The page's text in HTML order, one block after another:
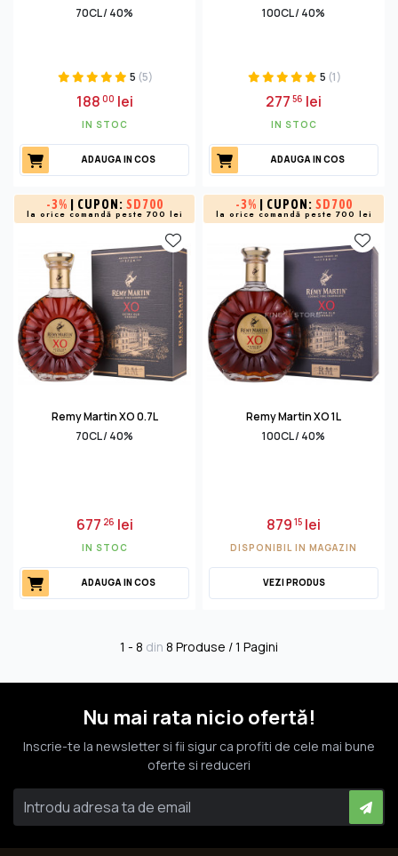
70CL / 40%
5 (5)
18800 lei
IN STOC
ADAUGA IN COS
100CL / 40%
5 (1)
27756 lei
IN STOC
ADAUGA IN COS
-3% | CUPON: SD700
la orice comandă peste 700 lei
Remy Martin XO 0.7L
70CL / 40%
677 26 lei
IN STOC
ADAUGA IN COS
-3% | CUPON: SD700
la orice comandă peste 700 lei
Remy Martin XO 1L
100CL / 40%
87915 lei
DISPONIBIL IN MAGAZIN
VEZI PRODUS
1 - 8 din 8 Produse / 1 Pagini
Nu mai rata nicio ofertă!
Inscrie-te la newsletter si fii sigur ca profiti de cele mai bune
oferte si reduceri